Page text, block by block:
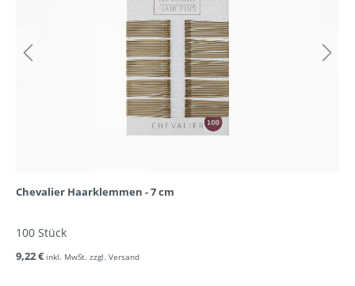
Chevalier Haarklemmen - 7 cm
100 Stück
9,22 € inkl. MwSt. zzgl. Versand